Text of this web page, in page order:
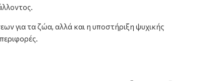
για τα ζώα, αλλά και η υποστήριξη ψυχικής